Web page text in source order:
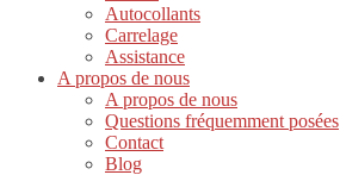
Autocollants
Carrelage
Assistance
A propos de nous
A propos de nous
Questions fréquemment posées
Contact
Blog